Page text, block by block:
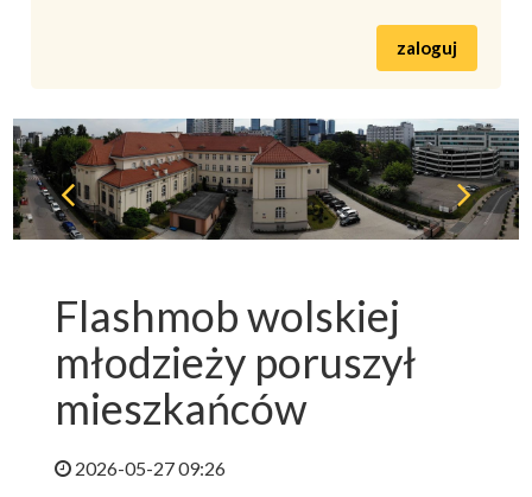
zaloguj
Flashmob wolskiej
młodzieży poruszył
mieszkańców
2026-05-27 09:26